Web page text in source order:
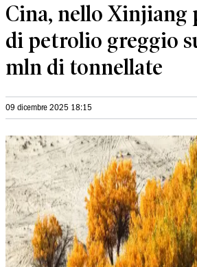
Cina, nello Xinjiang
di petrolio greggio
mln di tonnellate
09 dicembre 2025 18:15